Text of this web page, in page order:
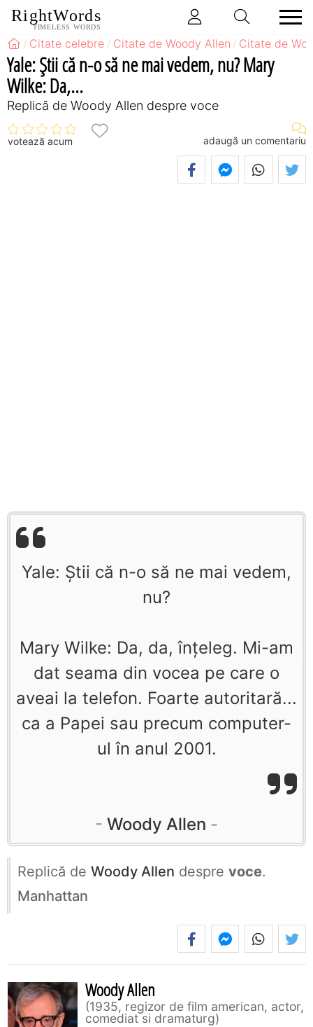
RightWords
TIMELESS WORDS
Citate celebre Citate de Woody Allen Citate de
Yale: Ştii că n-o să ne mai vedem, nu? Mary
Wilke: Da,...
Replică de Woody Allen despre voce
votează acum adaugă un comentariu
Yale: Ştii că n-o să ne mai vedem,
nu?
Mary Wilke: Da, da, înţeleg. Mi-am
dat seama din vocea pe care o
aveai la telefon. Foarte autoritară...
ca a Papei sau precum computer-
ul în anul 2001.
Woody Allen
Replică de Woody Allen despre voce.
Manhattan
Woody Allen
1935, regizor de film american, actor,
comediat si dramaturg